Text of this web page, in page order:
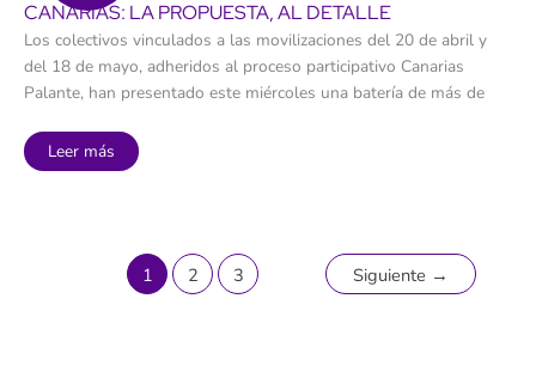
millones
al
año
en
salud
CANARIAS: LA PROPUESTA, AL DETALLE
Los colectivos vinculados a las movilizaciones del 20 de abril y
del 18 de mayo, adheridos al proceso participativo Canarias
Palante, han presentado este miércoles una batería de más de
Canarias
Palante
Leer más
1 2 3 Siguiente →